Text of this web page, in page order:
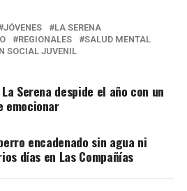
JÓVENES
LA SERENA
REGIONALES
SALUD MENTAL
SOCIAL JUVENIL
Serena despide el año con un
emocionar
encadenado sin agua ni
días en Las Compañías